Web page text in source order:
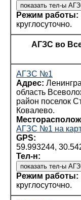
Режим работы:
круглосуточно.
АГЗС во
АГЗС №1
Адрес:
область
район поселок
Ковалево.
АГЗС №1 на
GPS:
59.993244,
Тел-н:
Режим работы:
круглосуточно.